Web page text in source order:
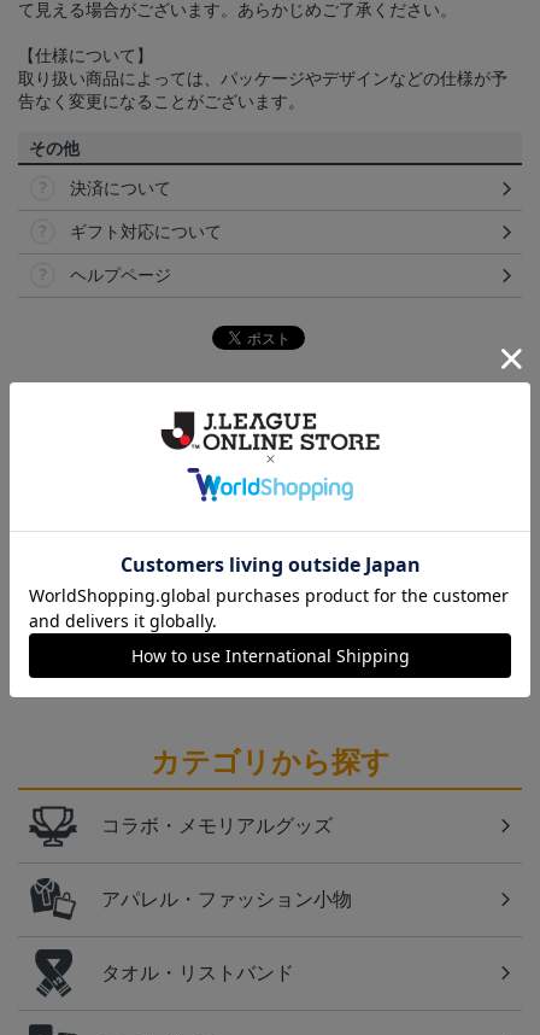
て見える場合がございます。あらかじめご了承ください。
【仕様について】
取り扱い商品によっては、パッケージやデザインなどの仕様が予
告なく変更になることがございます。
その他
決済について
ギフト対応について
ヘルプページ
クラウドファンディング！みんなで紡ぐ～愛媛ＦＣ
愛媛
愛媛ＦＣのすべてのグッズをチェックしたい方に！
カテゴリから探す
コラボ・メモリアルグッズ
アパレル・ファッション小物
タオル・リストバンド